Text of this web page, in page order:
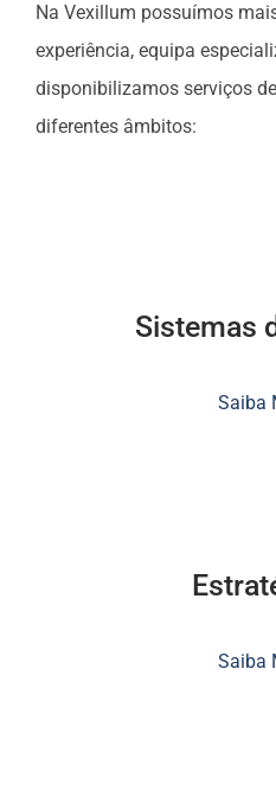
Na Vexillum possuímos
experiência, equipa
disponibilizamos serviços de
diferentes âmbitos:
Sistemas
Saiba
Saiba